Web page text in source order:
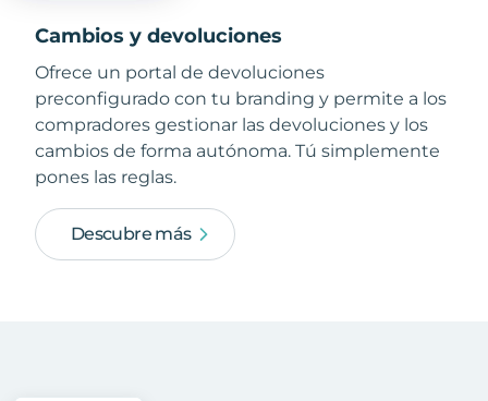
Cambios y devoluciones
Ofrece un portal de devoluciones
preconfigurado con tu branding y permite a los
compradores gestionar las devoluciones y los
cambios de forma autónoma. Tú simplemente
pones las reglas.
Descubre más